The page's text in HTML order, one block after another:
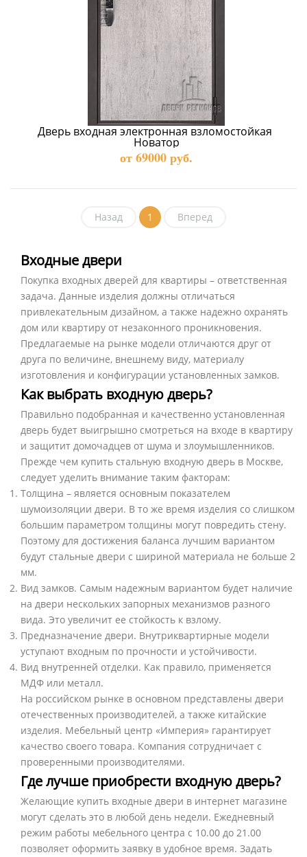
Дверь входная электронная взломостойкая
Новатор
от 69000 руб.
Назад 1 Вперед
Входные двери
Покупка входных дверей для квартиры – ответственная
задача. Данные изделия должны отличаться
привлекательным дизайном, а также надежно охранять
дом или квартиру от незаконного проникновения.
Предлагаемые на рынке модели отличаются друг от
друга по величине, внешнему виду, материалу
изготовления и конфигурации установленных замков.
Как выбрать входную дверь?
Правильно подобранная и качественно установленная
дверь будет выигрышно смотреться на входе в квартиру
и защитит домочадцев от шума и злоумышленников.
Прежде чем купить стальную входную дверь в Москве,
следует уделить внимание таким факторам:
Толщина – является основным показателем
шумоизоляции двери. В то же время изделия со слишком
большим параметром толщины могут повредить стену.
Поэтому для достижения баланса лучшим вариантом
будут стальные двери с шириной материала не больше 2
мм.
Вид замков. Самым надежным вариантом будет наличие
на двери нескольких запорных механизмов разного
вида. Это увеличит ее стойкость к взлому.
Предназначение двери. Внутриквартирные модели
уступают входным по прочности и устойчивости.
Вид внутренней отделки. Как правило, применяется
МДФ или металл.
На российском рынке в основном представлены двери
отечественных производителей, а также китайские
изделия. Мебельный центр «Империя» гарантирует
качество своего товара. Компания сотрудничает с
проверенными производителями.
Где лучше приобрести входную дверь?
Желающие купить входные двери в интернет магазине
могут сделать это в любой день недели. Ежедневный
режим работы мебельного центра с 10.00 до 21.00
позволяет оформить заявку в удобное время. Задать